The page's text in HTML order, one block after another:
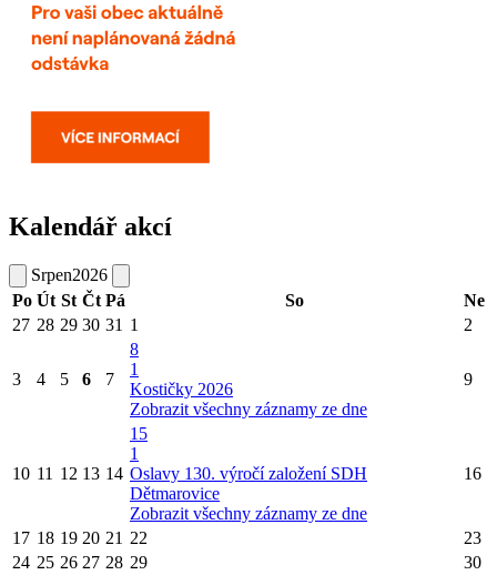
Kalendář akcí
Srpen2026
Po Út St Čt Pá So
Ne
27 28 29 30 31 1 2
3 4 5 6 7
8
1
Kostičky 2026
Zobrazit všechny záznamy ze dne
9
10 11 12 13 14
15
1
Oslavy 130. výročí založení SDH
Dětmarovice
Zobrazit všechny záznamy ze dne
16
17 18 19 20 21 22
23
24 25 26 27 28 29
30